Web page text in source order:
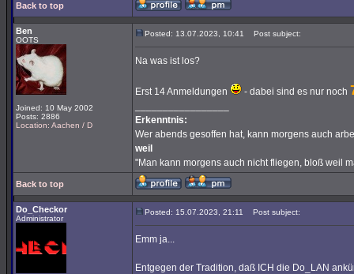
Back to top
Ben
OOTS
Joined: 10 May 2002
Posts: 2886
Location: Aachen / D
Posted: 13.07.2023, 10:41 Post subject:
Na was ist los?
Erst 14 Anmeldungen - dabei sind es nur noch
Erkenntnis:
Wer abends gesoffen hat, kann morgens auch
weil
"Man kann morgens auch nicht fliegen, bloß weil
Back to top
Do_Checkor
Administrator
Posted: 15.07.2023, 21:11 Post subject:
Emm ja...
Entgegen der Tradition, daß ICH die Do_LAN